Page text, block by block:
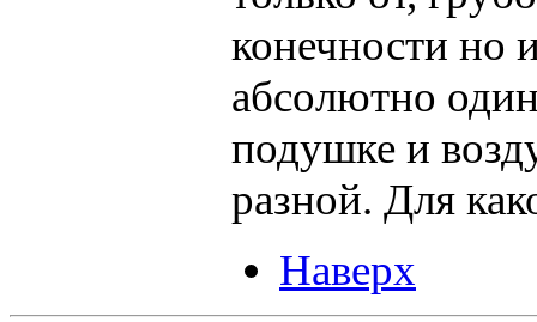
конечности но
абсолютно
подушке и
разной. Для
Наверх